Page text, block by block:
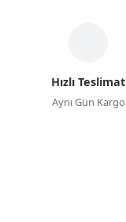
Hızlı Teslimat
Aynı Gün Kargo